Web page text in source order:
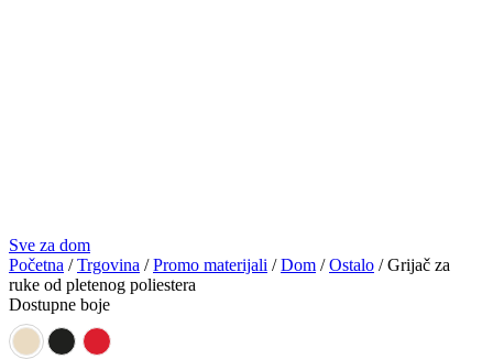
Sve za dom
Početna /Trgovina /Promo materijali /Dom /Ostalo / Grijač za
ruke od pletenog poliestera
Dostupne boje